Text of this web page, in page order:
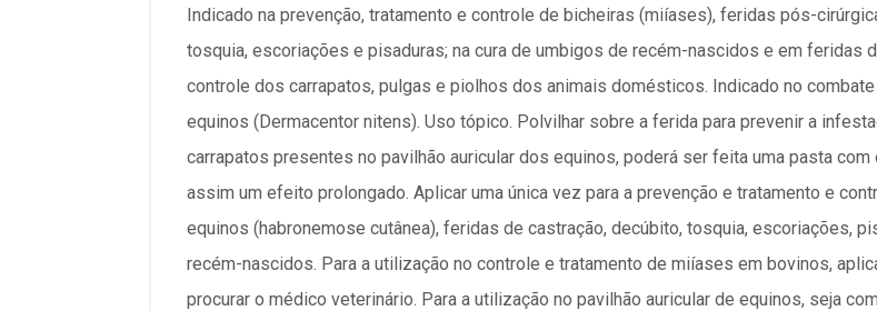
Indicado na prevenção, tratamento e controle de bicheiras (miíases), feridas pós-
tosquia, escoriações e pisaduras; na cura de umbigos de recém-nascidos e em feridas
controle dos carrapatos, pulgas e piolhos dos animais domésticos. Indicado no
equinos (Dermacentor nitens). Uso tópico. Polvilhar sobre a ferida para prevenir a
carrapatos presentes no pavilhão auricular dos equinos, poderá ser feita uma pasta
assim um efeito prolongado. Aplicar uma única vez para a prevenção e tratamento e
equinos (habronemose cutânea), feridas de castração, decúbito, tosquia, escoriações,
recém-nascidos. Para a utilização no controle e tratamento de miíases em bovinos,
procurar o médico veterinário. Para a utilização no pavilhão auricular de equinos, seja